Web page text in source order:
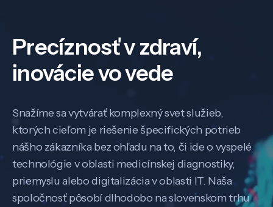
Precíznosť v zdraví,
inovácie vo vede
Snažíme sa vytvárať komplexný svet služieb,
ktorých cieľom je riešenie špecifických potrieb
nášho zákazníka bez ohľadu na to, či ide o vyspelé
technológie v oblasti medicínskej diagnostiky,
priemyslu alebo digitalizácia v oblasti IT. Naša
spoločnosť pôsobí dlhodobo na slovenskom trhu